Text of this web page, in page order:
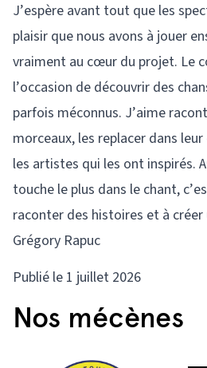
J’espère avant tout que les
plaisir que nous avons à jouer
vraiment au cœur du projet. Le
l’occasion de découvrir des
parfois méconnus. J’aime
morceaux, les replacer dans
les artistes qui les ont inspirés.
touche le plus dans le chant,
raconter des histoires et à créer
Grégory Rapuc
Publié le 1 juillet 2026
Nos mécènes